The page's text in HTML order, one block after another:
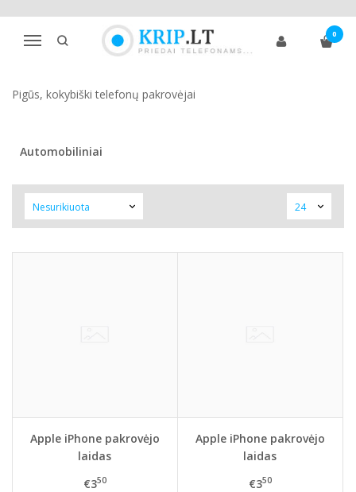
Navigacija
0
TELEFONŲ PAKROVĖJAI
Telefonų priedai Telefonų pakrovėjai
Pigūs, kokybiški telefonų pakrovėjai
Automobiliniai
Apple iPhone pakrovėjo
laidas
€350
Apple iPhone pakrovėjo
laidas
€350